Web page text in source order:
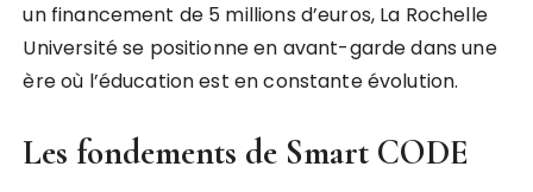
un financement de 5 millions d’euros, La Rochelle
Université se positionne en avant-garde dans une
ère où l’éducation est en constante évolution.
Les fondements de Smart CODE